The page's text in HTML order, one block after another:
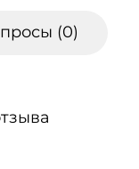
(0)